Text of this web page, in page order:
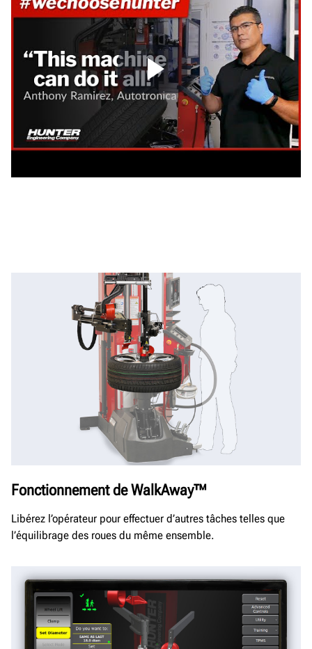
Fonctionnement de WalkAway™
Libérez l’opérateur pour effectuer d’autres tâches telles que
l’équilibrage des roues du même ensemble.